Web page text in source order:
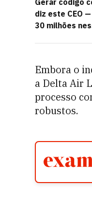
Gerar código
diz este CEO
30 milhões
Embora o
a Delta Air
processo
robustos.